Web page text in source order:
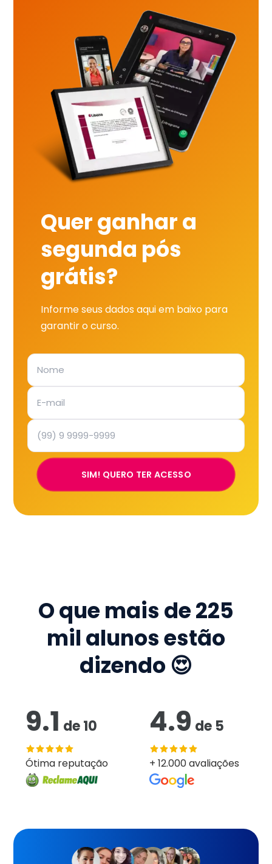
Quer ganhar a
segunda pós
grátis?
Informe seus dados aqui em baixo para
garantir o curso.
SIM! QUERO TER ACESSO
O que mais de225
mil alunos estão
dizendo 😍
9.1 de10
Ótima reputação
4.9 de 5
+ 12.000 avaliações